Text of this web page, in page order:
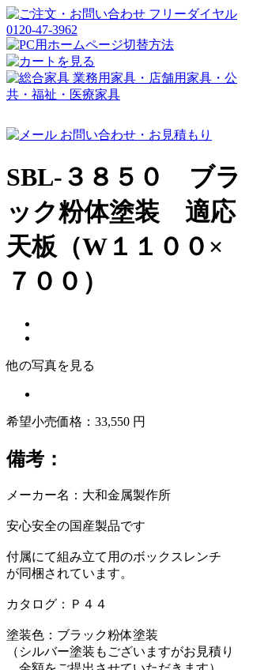
SBL-３８５０ ブラ
ック粉体塗装 適応
天板（W１１００×
７００）
他の写真を見る
希望小売価格：33,550 円
備考：
メーカー名：大和金属製作所
安心安全の国産製品です
付属にて組み立て用のボックスレンチ
が同梱されています。
カタログ：Ｐ４４
塗装色：ブラック粉体塗装
（シルバー塗装もございますがお見積り